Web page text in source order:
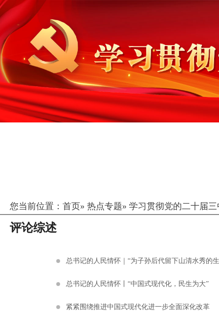
您当前位置： 首页» 热点专题» 学习贯彻党的二十届
评论综述
总书记的人民情怀｜“为子孙后代留下山清水秀的
总书记的人民情怀丨“中国式现代化，民生为大”
紧紧围绕推进中国式现代化进一步全面深化改革